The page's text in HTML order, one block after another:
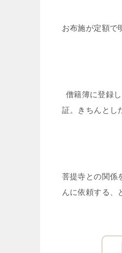
お布施が定額で
僧籍簿に登録
証。きちんとし
菩提寺との関係
んに依頼する、